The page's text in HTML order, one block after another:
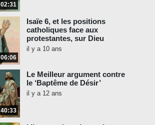
02:31
06:06
Isaïe 6, et les positions
catholiques face aux
protestantes, sur Dieu
il y a 10 ans
40:33
Le Meilleur argument contre
le ‘Baptême de Désir’
il y a 12 ans